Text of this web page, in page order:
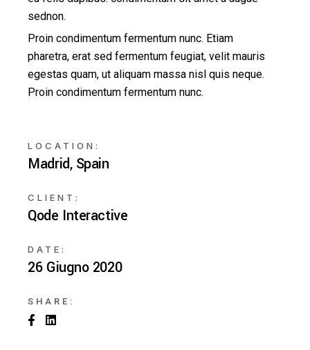
sednon.
Proin condimentum fermentum nunc. Etiam
pharetra, erat sed fermentum feugiat, velit mauris
egestas quam, ut aliquam massa nisl quis neque.
Proin condimentum fermentum nunc.
LOCATION:
Madrid, Spain
CLIENT:
Qode Interactive
DATE:
26 Giugno 2020
SHARE: